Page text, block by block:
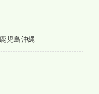
鹿児島沖縄